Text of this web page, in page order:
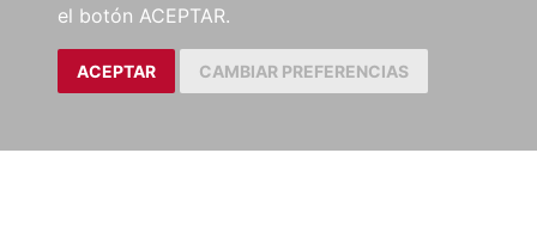
el botón ACEPTAR.
ACEPTAR CAMBIAR PREFERENCIAS